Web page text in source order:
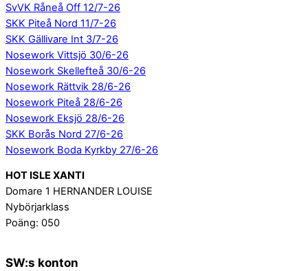
SvVK Råneå Off 12/7-26
SKK Piteå Nord 11/7-26
SKK Gällivare Int 3/7-26
Nosework Vittsjö 30/6-26
Nosework Skellefteå 30/6-26
Nosework Rättvik 28/6-26
Nosework Piteå 28/6-26
Nosework Eksjö 28/6-26
SKK Borås Nord 27/6-26
Nosework Boda Kyrkby 27/6-26
HOT ISLE XANTI
Domare 1 HERNANDER LOUISE
Nybörjarklass
Poäng: 050
SW:s konton